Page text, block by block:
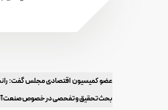
عضو کمیسیون اقتصادی مجلس گفت:
بحث تحقیق و تفحصی در خصوص صنعت